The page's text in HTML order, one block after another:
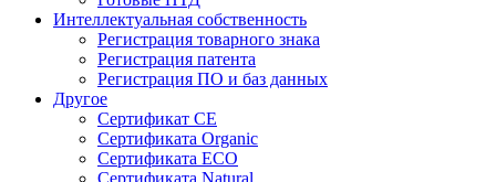
Интеллектуальная собственность
Регистрация товарного знака
Регистрация патента
Регистрация ПО и баз данных
Другое
Сертификат СЕ
Сертификата Organic
Сертификата ECO
Сертификата Natural